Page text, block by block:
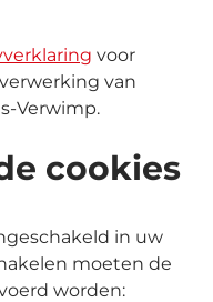
voor
van
Verwimp.
cookies
in uw
moeten de
worden: